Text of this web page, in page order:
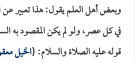
وبعض أهل العلم يقول: هذا تعبير
في كل عصر، ولو لم يكن المقصود به
قوله عليه الصلاة والسلام: {الخيل